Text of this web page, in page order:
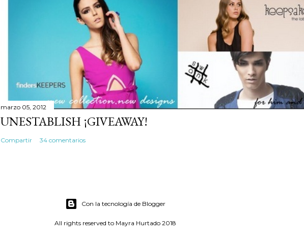
marzo 05, 2012
UNESTABLISH ¡GIVEAWAY!
Compartir 34 comentarios
Con la tecnología de Blogger
All rights reserved to Mayra Hurtado 2018